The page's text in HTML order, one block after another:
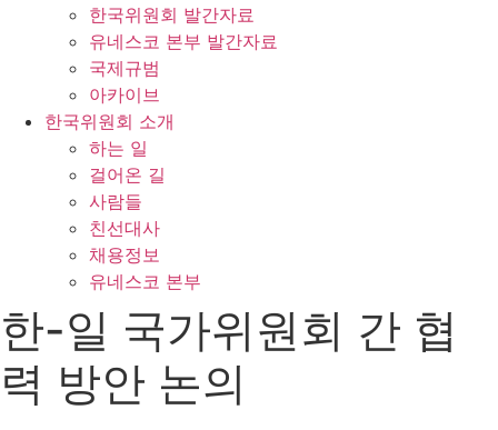
한국위원회 발간자료
유네스코 본부 발간자료
국제규범
아카이브
한국위원회 소개
하는 일
걸어온 길
사람들
친선대사
채용정보
유네스코 본부
한-일 국가위원회 간 협
력 방안 논의